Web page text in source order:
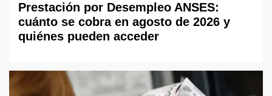
Prestación por Desempleo ANSES:
cuánto se cobra en agosto de 2026 y
quiénes pueden acceder